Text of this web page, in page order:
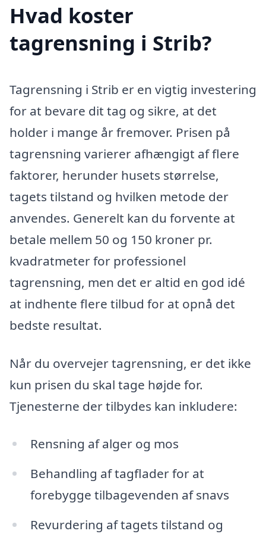
Hvad koster
tagrensning i Strib?
Tagrensning i Strib er en vigtig investering
for at bevare dit tag og sikre, at det
holder i mange år fremover. Prisen på
tagrensning varierer afhængigt af flere
faktorer, herunder husets størrelse,
tagets tilstand og hvilken metode der
anvendes. Generelt kan du forvente at
betale mellem 50 og 150 kroner pr.
kvadratmeter for professionel
tagrensning, men det er altid en god idé
at indhente flere tilbud for at opnå det
bedste resultat.
Når du overvejer tagrensning, er det ikke
kun prisen du skal tage højde for.
Tjenesterne der tilbydes kan inkludere:
Rensning af alger og mos
Behandling af tagflader for at
forebygge tilbagevenden af snavs
Revurdering af tagets tilstand og